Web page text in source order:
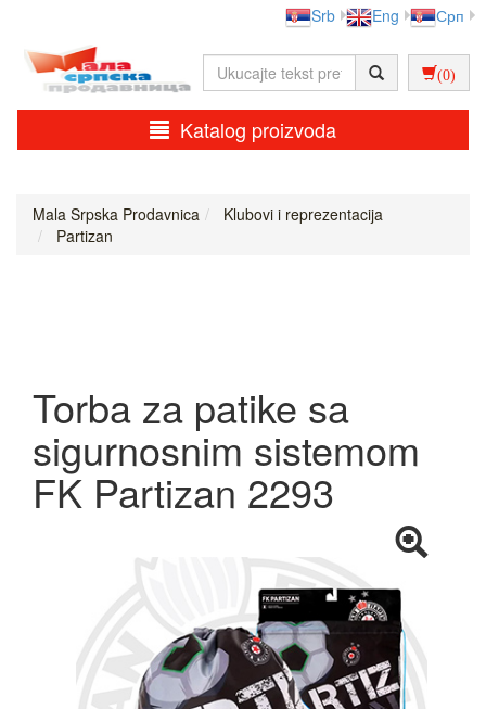
Srb Eng Срп
(0)
Katalog proizvoda
Mala Srpska Prodavnica
Klubovi i reprezentacija
Partizan
Torba za patike sa
sigurnosnim sistemom
FK Partizan 2293